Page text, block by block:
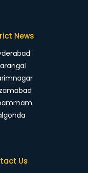
News
Us